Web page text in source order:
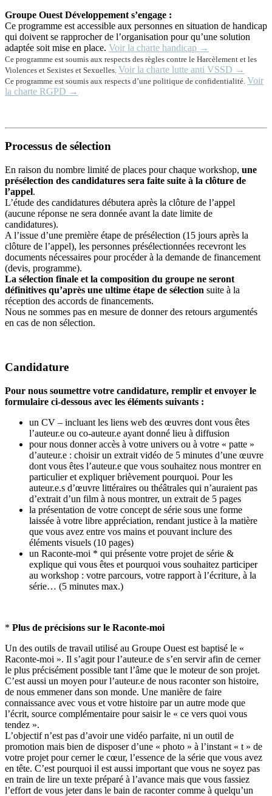
Groupe Ouest Développement s’engage :
Ce programme est accessible aux personnes en situation de handicap
qui doivent se rapprocher de l’organisation pour qu’une solution
adaptée soit mise en place. Voir la charte handicap →
Ce programme est soumis aux respects des règles contre le Harcèlement et les
Violences et Sexistes et Sexuelles. Voir la charte lutte anti VSSD →
Ce programme est soumis aux respects d’une politique de confidentialité. Voir
la charte RGPD →
Processus de sélection
En raison du nombre limité de places pour chaque workshop, une
présélection des candidatures sera faite suite à la clôture de
l’appel.
L’étude des candidatures débutera après la clôture de l’appel
(aucune réponse ne sera donnée avant la date limite de
candidatures).
A l’issue d’une première étape de présélection (15 jours après la
clôture de l’appel), les personnes présélectionnées recevront les
documents nécessaires pour procéder à la demande de financement
(devis, programme).
La sélection finale et la composition du groupe ne seront
définitives qu’après une ultime étape de sélection suite à la
réception des accords de financements.
Nous ne sommes pas en mesure de donner des retours argumentés
en cas de non sélection.
Candidature
Pour nous soumettre votre candidature, remplir et envoyer le
formulaire ci-dessous avec les éléments suivants :
un CV – incluant les liens web des œuvres dont vous êtes
l’auteur.e ou co-auteur.e ayant donné lieu à diffusion
pour nous donner accès à votre univers ou à votre « patte »
d’auteur.e : choisir un extrait vidéo de 5 minutes d’une œuvre
dont vous êtes l’auteur.e que vous souhaitez nous montrer en
particulier et expliquer brièvement pourquoi. Pour les
auteur.e.s d’œuvre littéraires ou théâtrales qui n’auraient pas
d’extrait d’un film à nous montrer, un extrait de 5 pages
la présentation de votre concept de série sous une forme
laissée à votre libre appréciation, rendant justice à la matière
que vous avez entre vos mains et pouvant inclure des
éléments visuels (10 pages)
un Raconte-moi * qui présente votre projet de série &
explique qui vous êtes et pourquoi vous souhaitez participer
au workshop : votre parcours, votre rapport à l’écriture, à la
série… (5 minutes max.)
* Plus de précisions sur le Raconte-moi
Un des outils de travail utilisé au Groupe Ouest est baptisé le «
Raconte-moi ». Il s’agit pour l’auteur.e de s’en servir afin de cerner
le plus précisément possible tant l’âme que le moteur de son projet.
C’est aussi un moyen pour l’auteur.e de nous raconter son histoire,
de nous emmener dans son monde. Une manière de faire
connaissance avec vous et votre histoire par un autre mode que
l’écrit, source complémentaire pour saisir le « ce vers quoi vous
tendez ».
L’objectif n’est pas d’avoir une vidéo parfaite, ni un outil de
promotion mais bien de disposer d’une « photo » à l’instant « t » de
votre projet pour cerner le cœur, l’essence de la série que vous avez
en tête. C’est pourquoi il est aussi important que vous ne soyez pas
en train de lire un texte préparé à l’avance mais que vous fassiez
l’effort de vous jeter dans le bain de raconter comme à quelqu’un